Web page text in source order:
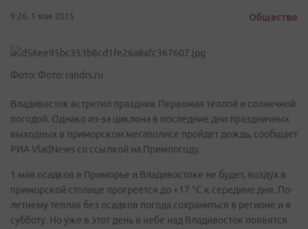
9:26, 1 мая 2015 Общество
Фото: Фото: randrs.ru
Владивосток встретил праздник Первомая теплой и солнечной
погодой. Однако из-за циклона в последние дни праздничных
выходных в приморском мегаполисе пройдет дождь, сообщает
РИА VladNews со ссылкой на Примпогоду.
1 мая осадков в Приморье и Владивостоке не будет, воздух в
приморской столице прогреется до +17 °С к середине дня. По-
летнему теплая без осадков погода сохраниться в регионе и в
субботу. Но уже в этот день в небе над Владивосток появятся